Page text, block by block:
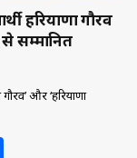
हरियाणा गौरव
से सम्मानित
और ‘हरियाणा